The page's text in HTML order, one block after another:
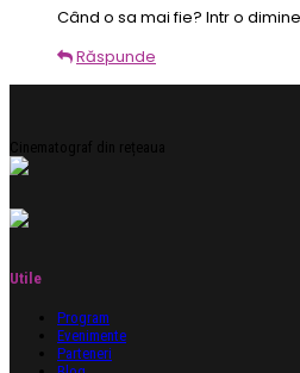
Când o sa mai fie? Intr o
Răspunde
Cinematograf din rețeaua
Utile
Program
Evenimente
Parteneri